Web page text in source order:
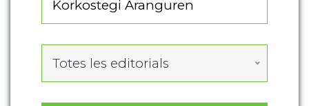
Totes les editorials